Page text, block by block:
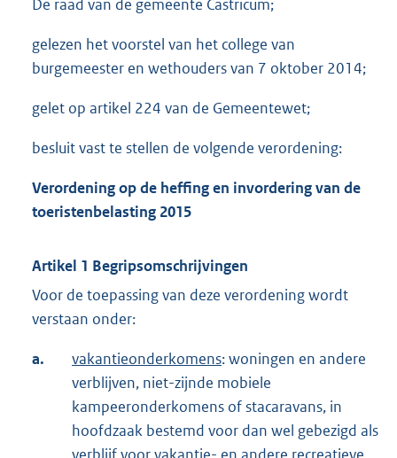
De raad van de gemeente Castricum;
gelezen het voorstel van het college van
burgemeester en wethouders van 7 oktober 2014;
gelet op artikel 224 van de Gemeentewet;
besluit vast te stellen de volgende verordening:
Verordening op de heffing en invordering van de
toeristenbelasting 2015
Artikel 1 Begripsomschrijvingen
Voor de toepassing van deze verordening wordt
verstaan onder:
a. vakantieonderkomens: woningen en andere
verblijven, niet-zijnde mobiele
kampeeronderkomens of stacaravans, in
hoofdzaak bestemd voor dan wel gebezigd als